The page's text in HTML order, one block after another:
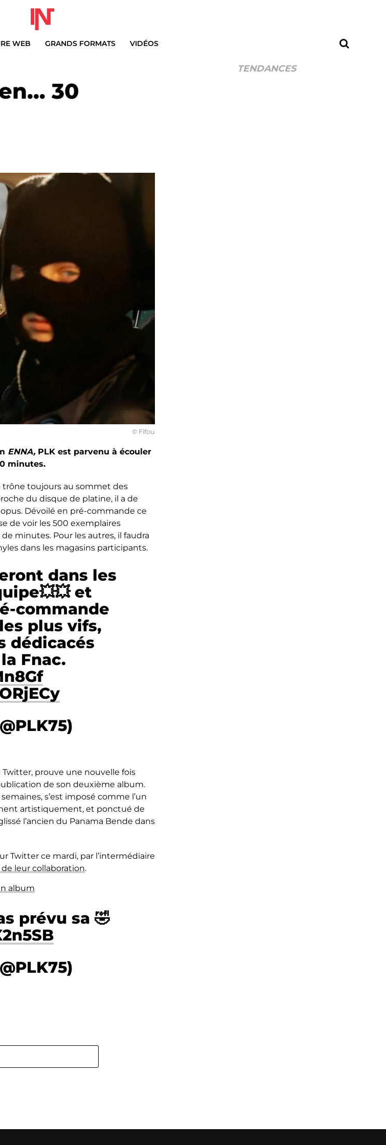
WEB GRANDS FORMATS VIDÉOS
30
© Fifou
ENNA, PLK est parvenu à écouler
minutes.
trône toujours au sommet des
du disque de platine, il a de
Dévoilé en pré-commande ce
de voir les 500 exemplaires
minutes. Pour les autres, il faudra
dans les magasins participants.
dans les
et
commande
plus vifs,
dédicacés
Fnac.
prouve une nouvelle fois
de son deuxième album.
s’est imposé comme l’un
artistiquement, et ponctué de
l’ancien du Panama Bende dans
Twitter ce mardi, par l’intermédiaire
leur collaboration.
album
prévu sa 🤣
TENDANCES